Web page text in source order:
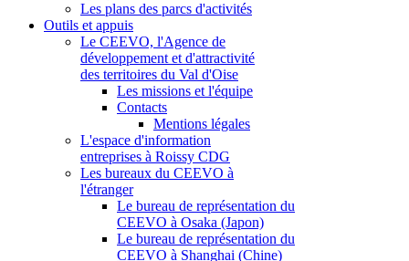
Les plans des parcs d'activités
Outils et appuis
Le CEEVO, l'Agence de
développement et d'attractivité
des territoires du Val d'Oise
Les missions et l'équipe
Contacts
Mentions légales
L'espace d'information
entreprises à Roissy CDG
Les bureaux du CEEVO à
l'étranger
Le bureau de représentation du
CEEVO à Osaka (Japon)
Le bureau de représentation du
CEEVO à Shanghai (Chine)